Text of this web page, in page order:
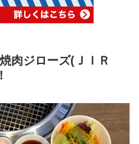
肉ジローズ(ＪＩＲ